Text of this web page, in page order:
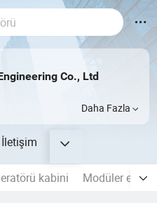
Co., Ltd
Daha Fazla
İletişim
kabini Modüler